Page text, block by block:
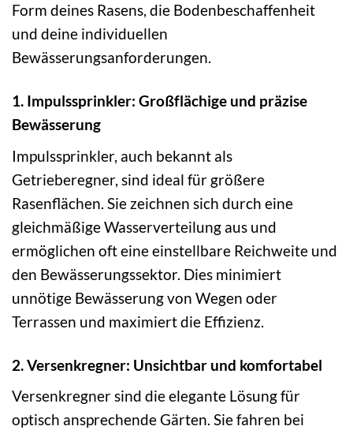
Form deines Rasens, die Bodenbeschaffenheit
und deine individuellen
Bewässerungsanforderungen.
1. Impulssprinkler: Großflächige und präzise
Bewässerung
Impulssprinkler, auch bekannt als
Getrieberegner, sind ideal für größere
Rasenflächen. Sie zeichnen sich durch eine
gleichmäßige Wasserverteilung aus und
ermöglichen oft eine einstellbare Reichweite und
den Bewässerungssektor. Dies minimiert
unnötige Bewässerung von Wegen oder
Terrassen und maximiert die Effizienz.
2. Versenkregner: Unsichtbar und komfortabel
Versenkregner sind die elegante Lösung für
optisch ansprechende Gärten. Sie fahren bei